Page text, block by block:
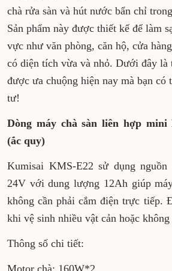
chà rửa sàn và hút nước bẩn chỉ
Sản phẩm này được thiết kế để làm
vực như văn phòng, căn hộ, cửa
có diện tích vừa và nhỏ. Dưới đây là
được ưa chuộng hiện nay mà bạn có
tư!
Dòng máy chà sàn liên hợp mini
(ắc quy)
Kumisai KMS-E22 sử dụng
24V với dung lượng 12Ah giúp
không cần phải cắm điện trực tiếp.
khi vệ sinh nhiều vật cản hoặc
Thông số chi tiết:
Motor chà: 160W*2